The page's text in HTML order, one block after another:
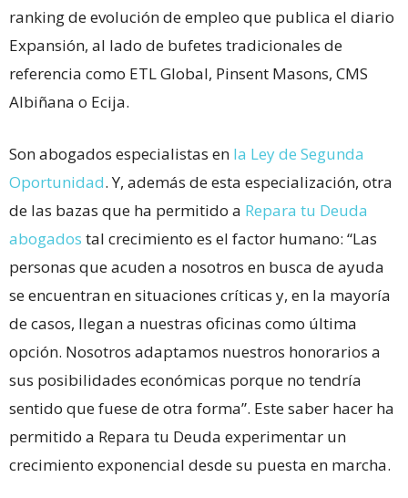
ranking de evolución de empleo que publica el diario
Expansión, al lado de bufetes tradicionales de
referencia como ETL Global, Pinsent Masons, CMS
Albiñana o Ecija.
Son abogados especialistas en la Ley de Segunda
Oportunidad. Y, además de esta especialización, otra
de las bazas que ha permitido a Repara tu Deuda
abogados tal crecimiento es el factor humano: “Las
personas que acuden a nosotros en busca de ayuda
se encuentran en situaciones críticas y, en la mayoría
de casos, llegan a nuestras oficinas como última
opción. Nosotros adaptamos nuestros honorarios a
sus posibilidades económicas porque no tendría
sentido que fuese de otra forma”. Este saber hacer ha
permitido a Repara tu Deuda experimentar un
crecimiento exponencial desde su puesta en marcha.